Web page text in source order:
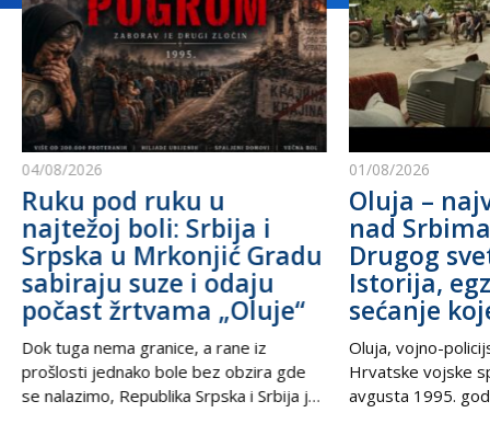
04/08/2026
Ruku pod ruku u
najtežoj boli: Srbija i
Srpska u Mrkonjić Gradu
sabiraju suze i odaju
počast žrtvama „Oluje“
Dok tuga nema granice, a rane iz
prošlosti jednako bole bez obzira gde
se nalazimo, Republika Srpska i Srbija još
01/08/2026
Oluja –
nad
Drugog
Istorija,
sećanje
Oluja, vojno-
Hrvatske vojske
avgusta 1995.